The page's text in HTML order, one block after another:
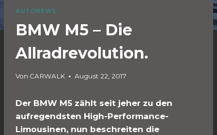
AUTONEWS
BMW M5 – Die
Allradrevolution.
Von CARWALK August 22, 2017
Der BMW M5 zählt seit jeher zu den
aufregendsten High-Performance-
Limousinen, nun beschreiten die